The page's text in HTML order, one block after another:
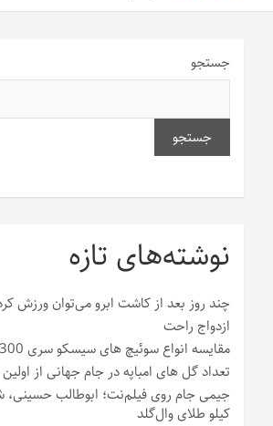
جستجو
جستجو
نوشته‌های تازه
چند روز بعد از کاشت ابرو می‌توان ورزش
ازدواج راحت
مقایسه انواع سوئیچ های سیسکو سری 9300
تعداد گل های امباپه در جام جهانی از
جیمی جام روی فیلم‌نت؛ ابوطالب
کیلو طلای وال‌گلد